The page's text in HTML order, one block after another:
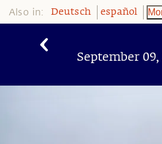
Also in: Deutsch español
September 09,